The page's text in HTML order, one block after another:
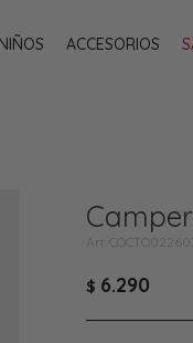
NIÑOS ACCESORIOS
$ 6.290